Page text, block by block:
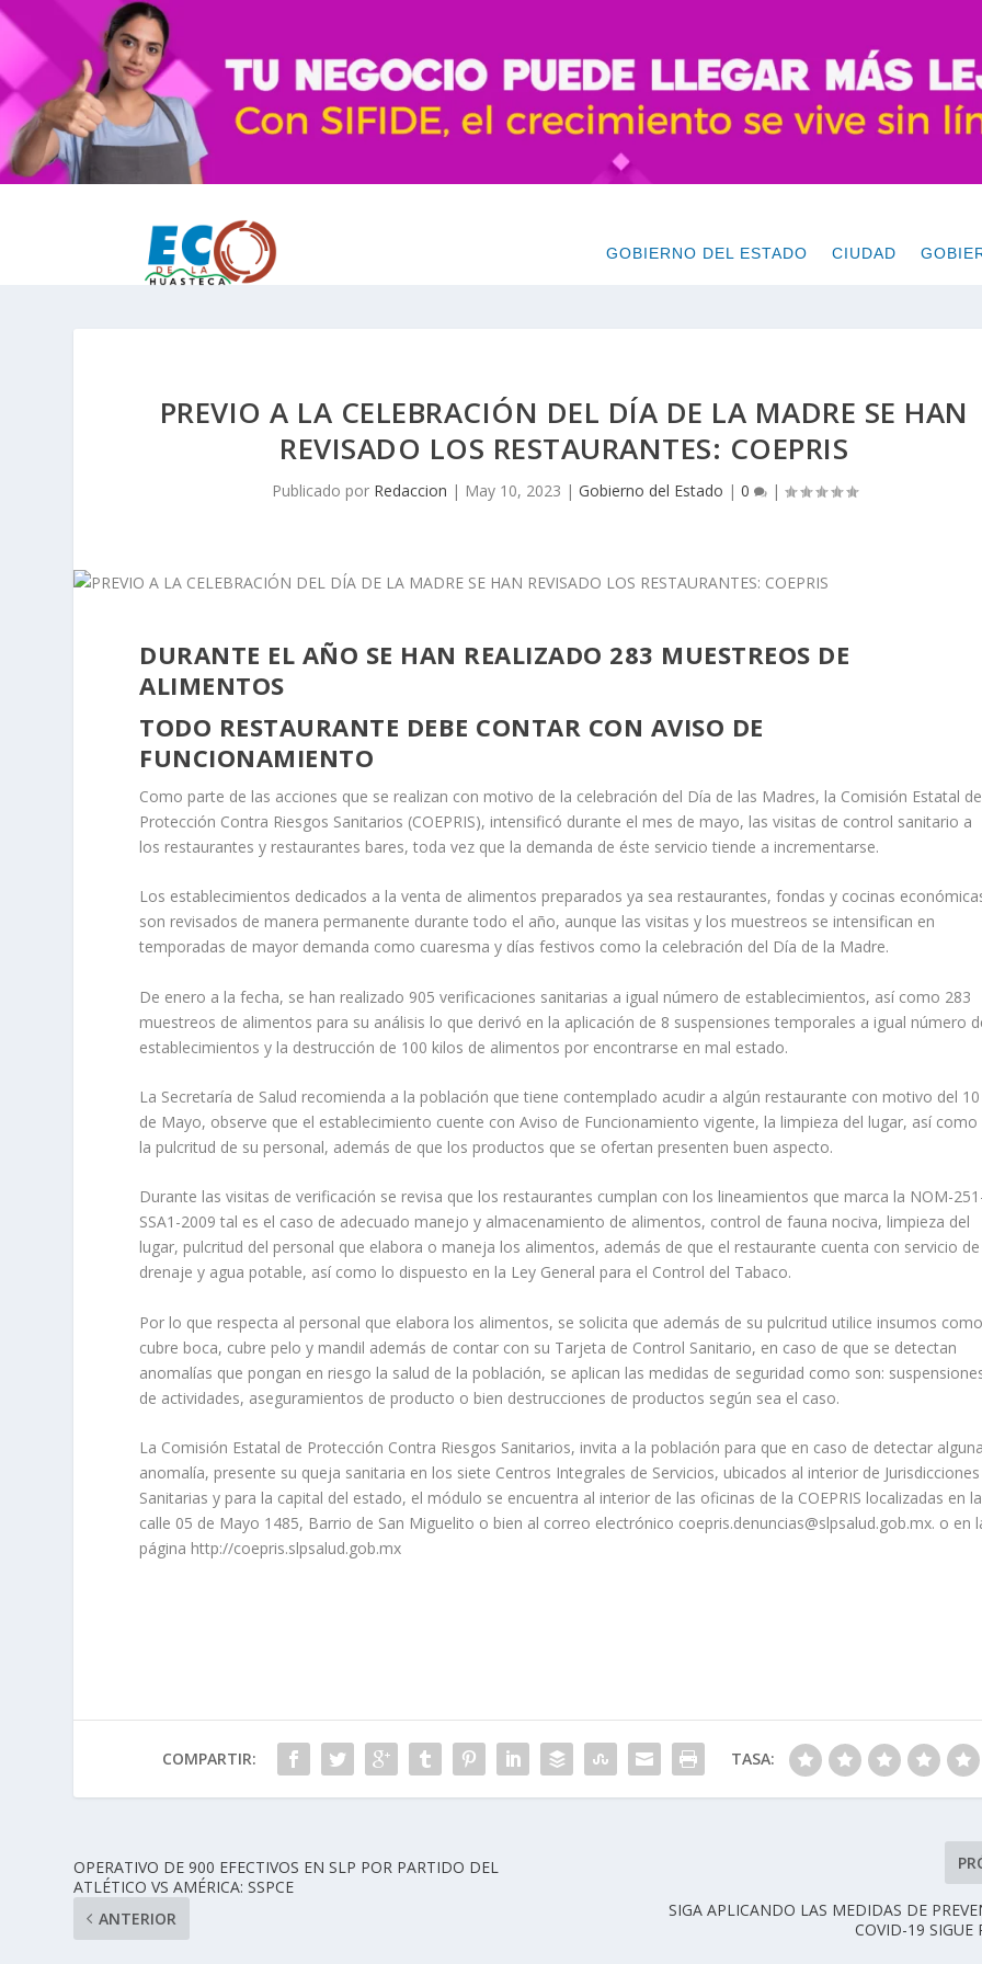
GOBIERNO DEL ESTADO CIUDAD
PREVIO A LA CELEBRACIÓN DEL DÍA DE LA MADRE SE HAN
REVISADO LOS RESTAURANTES: COEPRIS
Publicado por Redaccion | May 10, 2023 | Gobierno del Estado | 0 |
DURANTE EL AÑO SE HAN REALIZADO 283 MUESTREOS DE
ALIMENTOS
TODO RESTAURANTE DEBE CONTAR CON AVISO DE
FUNCIONAMIENTO
Como parte de las acciones que se realizan con motivo de la celebración del Día de las Madres, la Comisión Estatal de
Protección Contra Riesgos Sanitarios (COEPRIS), intensificó durante el mes de mayo, las visitas de control sanitario a
los restaurantes y restaurantes bares, toda vez que la demanda de éste servicio tiende a incrementarse.
Los establecimientos dedicados a la venta de alimentos preparados ya sea restaurantes, fondas y cocinas
son revisados de manera permanente durante todo el año, aunque las visitas y los muestreos se intensifican en
temporadas de mayor demanda como cuaresma y días festivos como la celebración del Día de la Madre.
De enero a la fecha, se han realizado 905 verificaciones sanitarias a igual número de establecimientos, así como 283
muestreos de alimentos para su análisis lo que derivó en la aplicación de 8 suspensiones temporales a igual número
establecimientos y la destrucción de 100 kilos de alimentos por encontrarse en mal estado.
La Secretaría de Salud recomienda a la población que tiene contemplado acudir a algún restaurante con motivo del 10
de Mayo, observe que el establecimiento cuente con Aviso de Funcionamiento vigente, la limpieza del lugar, así como
la pulcritud de su personal, además de que los productos que se ofertan presenten buen aspecto.
Durante las visitas de verificación se revisa que los restaurantes cumplan con los lineamientos que marca la NOM-
SSA1-2009 tal es el caso de adecuado manejo y almacenamiento de alimentos, control de fauna nociva, limpieza del
lugar, pulcritud del personal que elabora o maneja los alimentos, además de que el restaurante cuenta con servicio de
drenaje y agua potable, así como lo dispuesto en la Ley General para el Control del Tabaco.
Por lo que respecta al personal que elabora los alimentos, se solicita que además de su pulcritud utilice insumos
cubre boca, cubre pelo y mandil además de contar con su Tarjeta de Control Sanitario, en caso de que se detectan
anomalías que pongan en riesgo la salud de la población, se aplican las medidas de seguridad como son:
de actividades, aseguramientos de producto o bien destrucciones de productos según sea el caso.
La Comisión Estatal de Protección Contra Riesgos Sanitarios, invita a la población para que en caso de detectar
anomalía, presente su queja sanitaria en los siete Centros Integrales de Servicios, ubicados al interior de Jurisdicciones
Sanitarias y para la capital del estado, el módulo se encuentra al interior de las oficinas de la COEPRIS localizadas en la
calle 05 de Mayo 1485, Barrio de San Miguelito o bien al correo electrónico coepris.denuncias@slpsalud.gob.mx. o en
página http://coepris.slpsalud.gob.mx
COMPARTIR: TASA:
OPERATIVO DE 900 EFECTIVOS EN SLP POR PARTIDO DEL
ATLÉTICO VS AMÉRICA: SSPCE
ANTERIOR
SIGA APLICANDO LAS MEDIDAS DE
COVID-19 SIGUE